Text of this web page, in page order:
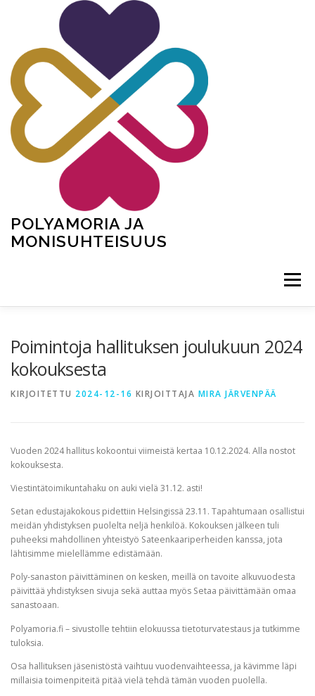
POLYAMORIA JA
MONISUHTEISUUS
Valikko
Poimintoja hallituksen joulukuun 2024
kokouksesta
KIRJOITETTU 2024-12-16 KIRJOITTAJA MIRA JÄRVENPÄÄ
Vuoden 2024 hallitus kokoontui viimeistä kertaa 10.12.2024. Alla nostot
kokouksesta.
Viestintätoimikuntahaku on auki vielä 31.12. asti!
Setan edustajakokous pidettiin Helsingissä 23.11. Tapahtumaan osallistui
meidän yhdistyksen puolelta neljä henkilöä. Kokouksen jälkeen tuli
puheeksi mahdollinen yhteistyö Sateenkaariperheiden kanssa, jota
lähtisimme mielellämme edistämään.
Poly-sanaston päivittäminen on kesken, meillä on tavoite alkuvuodesta
päivittää yhdistyksen sivuja sekä auttaa myös Setaa päivittämään omaa
sanastoaan.
Polyamoria.fi – sivustolle tehtiin elokuussa tietoturvatestaus ja tutkimme
tuloksia.
Osa hallituksen jäsenistöstä vaihtuu vuodenvaihteessa, ja kävimme läpi
millaisia toimenpiteitä pitää vielä tehdä tämän vuoden puolella.